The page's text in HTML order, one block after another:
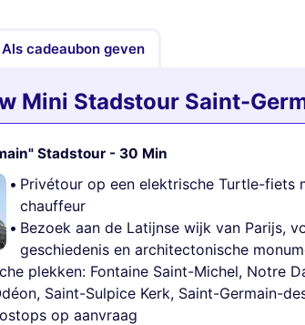
Als cadeaubon geven
Mini Stadstour Saint-
Stadstour - 30 Min
Privétour op een elektrische Turtle-fiets
chauffeur
Bezoek aan de Latijnse wijk van Parijs,
geschiedenis en architectonische
plekken: Fontaine Saint-Michel, Notre
Saint-Sulpice Kerk, Saint-Germain-
op aanvraag